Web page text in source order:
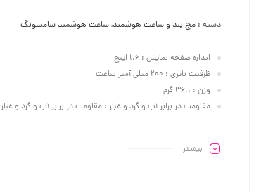
دسته : مچ بند و ساعت هوشمند,ساعت هوشمند سامسونگ
اندازه صفحه نمایش : 1.6 اینچ
ظرفیت باتری : 200 میلی‌ آمپر ساعت
وزن : 36.1 گرم
مقاومت در برابر آب و گرد و غبار : مقاومت در برابر آب و گرد و غبار
بیشـتر